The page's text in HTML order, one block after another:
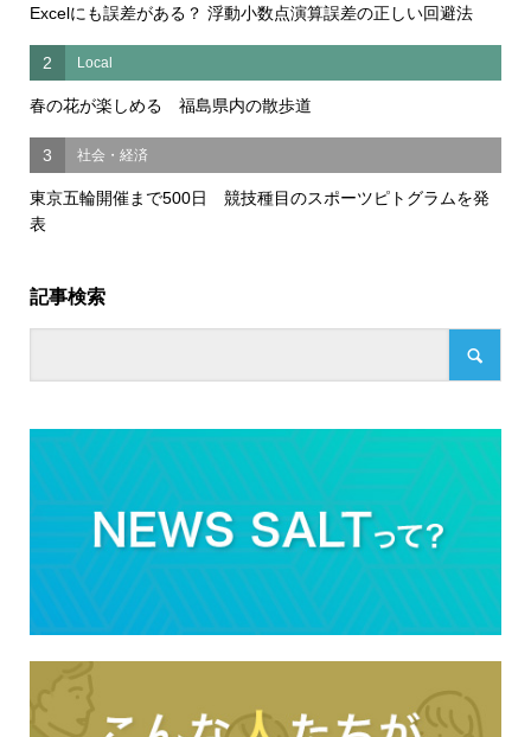
Excelにも誤差がある？ 浮動小数点演算誤差の正しい回避法
2 Local
春の花が楽しめる 福島県内の散歩道
3 社会・経済
東京五輪開催まで500日 競技種目のスポーツピトグラムを発
表
記事検索